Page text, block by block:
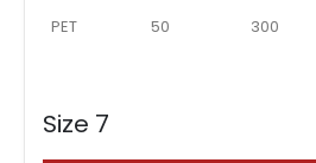
PET 50 300
Size 7